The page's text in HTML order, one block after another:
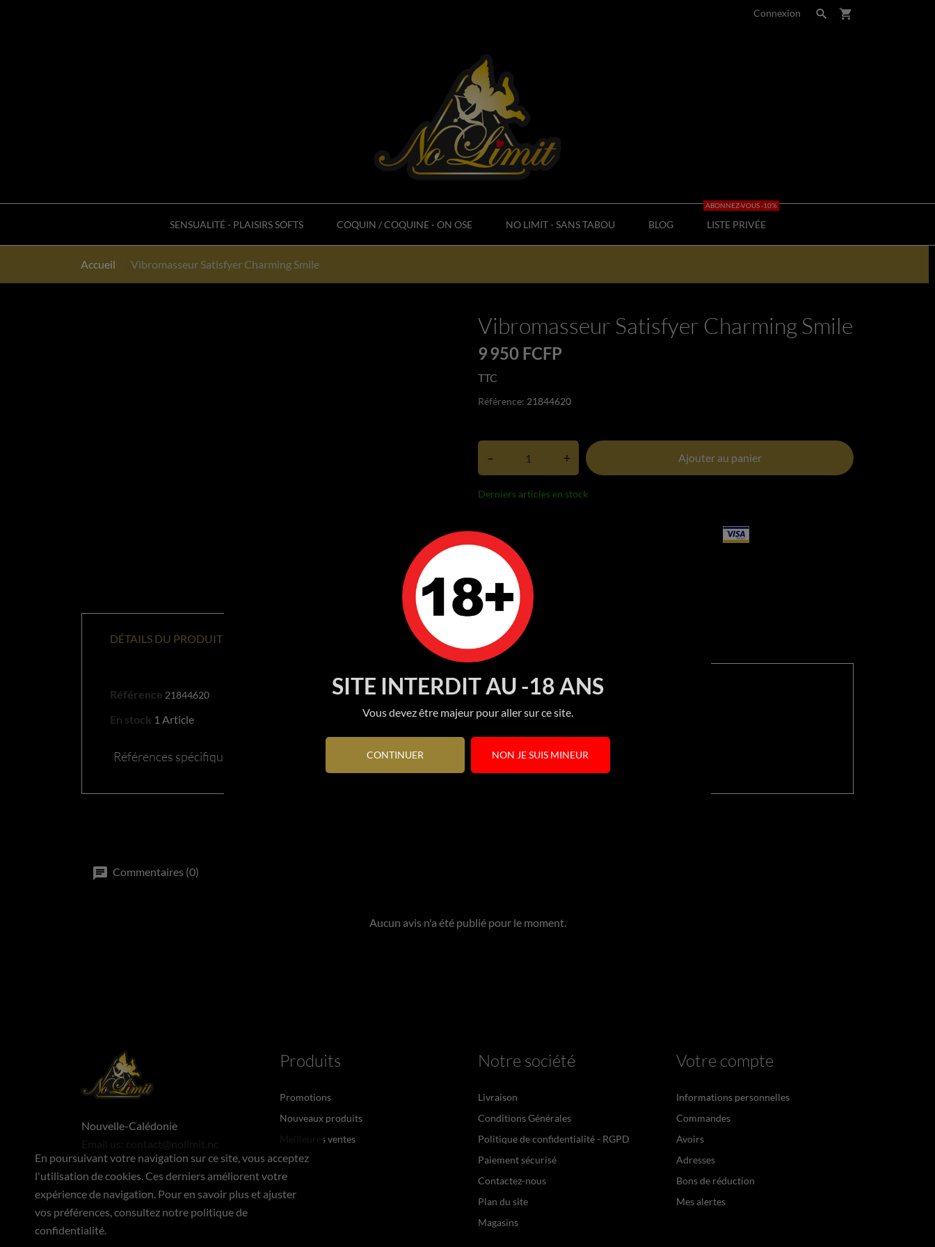
SITE INTERDIT AU -18 ANS
Vous devez être majeur pour aller sur ce site.
CONTINUER NON JE SUIS MINEUR
En poursuivant votre navigation sur ce site, vous acceptez
l'utilisation de cookies. Ces derniers améliorent votre
expérience de navigation. Pour en savoir plus et ajuster
vos préférences, consultez notre politique de
confidentialité.
Connexion  shopping_cart
SENSUALITÉ - PLAISIRS SOFTS COQUIN / COQUINE - ON OSE NO LIMIT - SANS TABOU BLOG LISTE PRIVÉE
ABONNEZ-VOUS -10%
Accueil Vibromasseur Satisfyer Charming Smile
Vibromasseur Satisfyer Charming Smile
9 950 FCFP
TTC
Référence: 21844620
– + Ajouter au panier
Derniers articles en stock
DÉTAILS DU PRODUIT
Référence 21844620
En stock 1 Article
Références spécifiques
Commentaires (0)
Aucun avis n'a été publié pour le moment.
Nouvelle-Calédonie
Produits
Promotions
Nouveaux produits
Meilleures ventes
Notre société
Livraison
Conditions Générales
Politique de confidentialité - RGPD
Paiement sécurisé
Contactez-nous
Plan du site
Magasins
Votre compte
Informations personnelles
Commandes
Avoirs
Adresses
Bons de réduction
Mes alertes